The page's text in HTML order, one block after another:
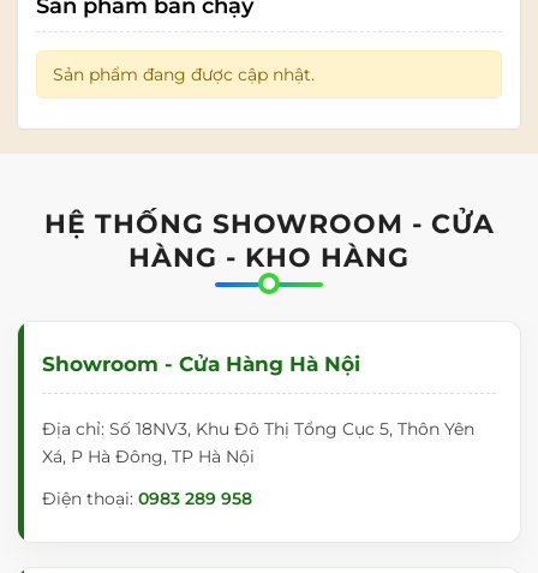
Sản phẩm bán chạy
Sản phẩm đang được cập nhật.
HỆ THỐNG SHOWROOM - CỬA
HÀNG - KHO HÀNG
Showroom - Cửa Hàng Hà Nội
Địa chỉ: Số 18NV3, Khu Đô Thị Tổng Cục 5, Thôn Yên
Xá, P Hà Đông, TP Hà Nội
Điện thoại: 0983 289 958